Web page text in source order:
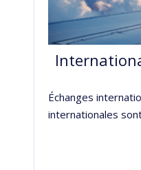
Échanges
internationales